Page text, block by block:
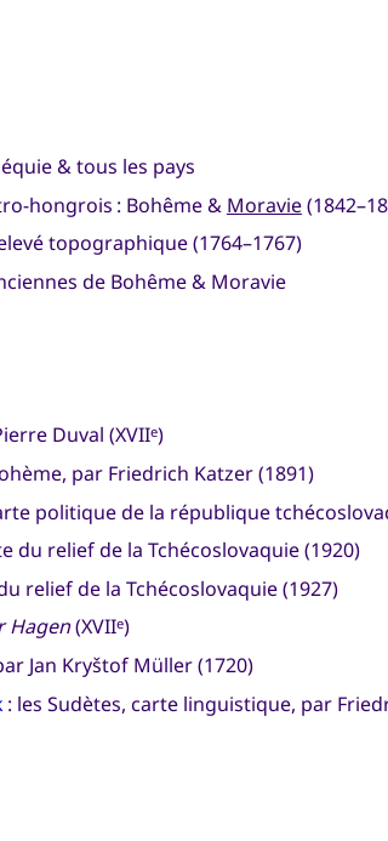
& tous les pays
hongrois : Bohême & Moravie
topographique (1764–1767)
de Bohême & Moravie
Duval (XVIIe)
par Friedrich Katzer (1891)
politique de la république
du relief de la Tchécoslovaquie (1920)
relief de la Tchécoslovaquie (1927)
Hagen(XVIIe)
Jan Kryštof Müller (1720)
: les Sudètes, carte linguistique, par